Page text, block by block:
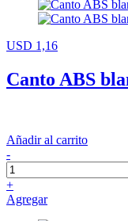
USD 1,16
Canto ABS
Añadir al carrito
-
+
Agregar